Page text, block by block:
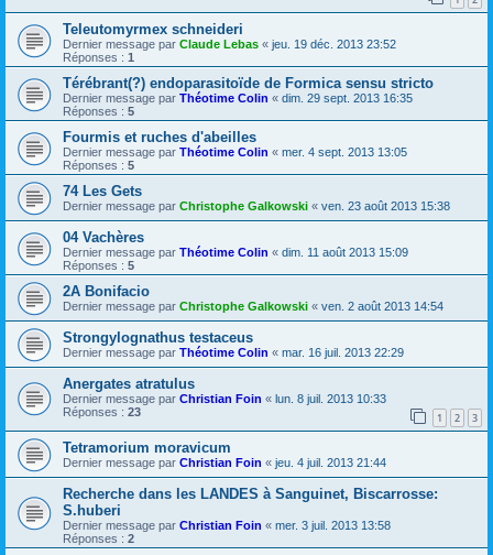
Teleutomyrmex schneideri
Dernier message par Claude Lebas « jeu. 19 déc. 2013 23:52
Réponses : 1
Térébrant(?) endoparasitoïde de Formica sensu stricto
Dernier message par Théotime Colin « dim. 29 sept. 2013 16:35
Réponses : 5
Fourmis et ruches d'abeilles
Dernier message par Théotime Colin « mer. 4 sept. 2013 13:05
Réponses : 5
74 Les Gets
Dernier message par Christophe Galkowski « ven. 23 août 2013 15:38
04 Vachères
Dernier message par Théotime Colin « dim. 11 août 2013 15:09
Réponses : 5
2A Bonifacio
Dernier message par Christophe Galkowski « ven. 2 août 2013 14:54
Strongylognathus testaceus
Dernier message par Théotime Colin « mar. 16 juil. 2013 22:29
Anergates atratulus
Dernier message par Christian Foin « lun. 8 juil. 2013 10:33
Réponses : 23 1 2 3
Tetramorium moravicum
Dernier message par Christian Foin « jeu. 4 juil. 2013 21:44
Recherche dans les LANDES à Sanguinet, Biscarrosse:
S.huberi
Dernier message par Christian Foin « mer. 3 juil. 2013 13:58
Réponses : 2